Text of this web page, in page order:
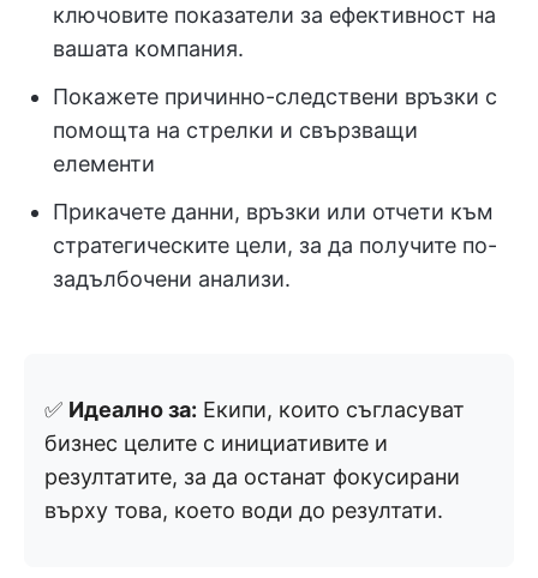
ключовите показатели за ефективност на
вашата компания.
Покажете причинно-следствени връзки с
помощта на стрелки и свързващи
елементи
Прикачете данни, връзки или отчети към
стратегическите цели, за да получите по-
задълбочени анализи.
✅ Идеално за: Екипи, които съгласуват
бизнес целите с инициативите и
резултатите, за да останат фокусирани
върху това, което води до резултати.